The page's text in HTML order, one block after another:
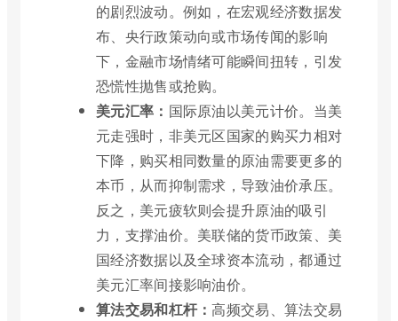
的剧烈波动。例如，在宏观经济数据发
布、央行政策动向或市场传闻的影响
下，金融市场情绪可能瞬间扭转，引发
恐慌性抛售或抢购。
美元汇率： 国际原油以美元计价。当美
元走强时，非美元区国家的购买力相对
下降，购买相同数量的原油需要更多的
本币，从而抑制需求，导致油价承压。
反之，美元疲软则会提升原油的吸引
力，支撑油价。美联储的货币政策、美
国经济数据以及全球资本流动，都通过
美元汇率间接影响油价。
算法交易和杠杆：高频交易、算法交易